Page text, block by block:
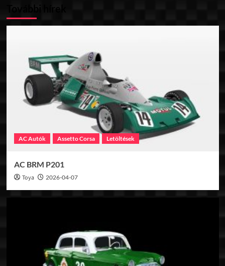
AC Autók Assetto Corsa Letöltések
AC BRM P201
Toya 2026-04-07